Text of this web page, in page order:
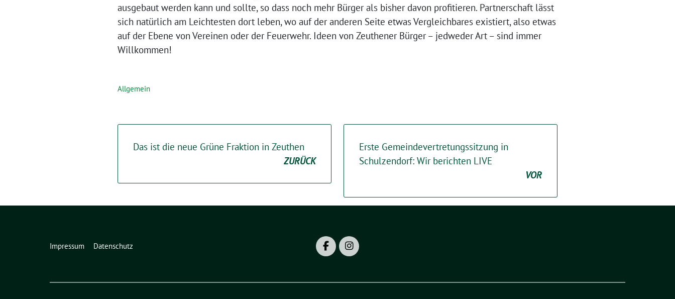
ausgebaut werden kann und sollte, so dass noch mehr Bürger als bisher davon profitieren. Partnerschaft lässt
sich natürlich am Leichtesten dort leben, wo auf der anderen Seite etwas Vergleichbares existiert, also etwas
auf der Ebene von Vereinen oder der Feuerwehr. Ideen von Zeuthener Bürger – jedweder Art – sind immer
Willkommen!
Allgemein
Das ist die neue Grüne Fraktion in Zeuthen
ZURÜCK
Erste Gemeindevertretungssitzung in
Schulzendorf: Wir berichten LIVE
VOR
Impressum Datenschutz